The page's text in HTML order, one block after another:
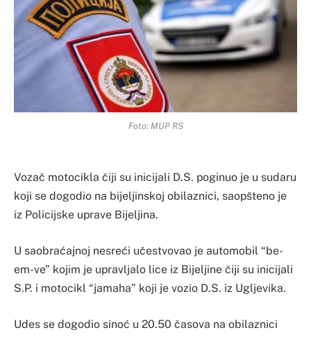
Foto: MUP RS
Vozač motocikla čiji su inicijali D.S. poginuo je u sudaru
koji se dogodio na bijeljinskoj obilaznici, saopšteno je
iz Policijske uprave Bijeljina.
U saobraćajnoj nesreći učestvovao je automobil “be-
em-ve” kojim je upravljalo lice iz Bijeljine čiji su inicijali
S.P. i motocikl “jamaha” koji je vozio D.S. iz Ugljevika.
Udes se dogodio sinoć u 20.50 časova na obilaznici